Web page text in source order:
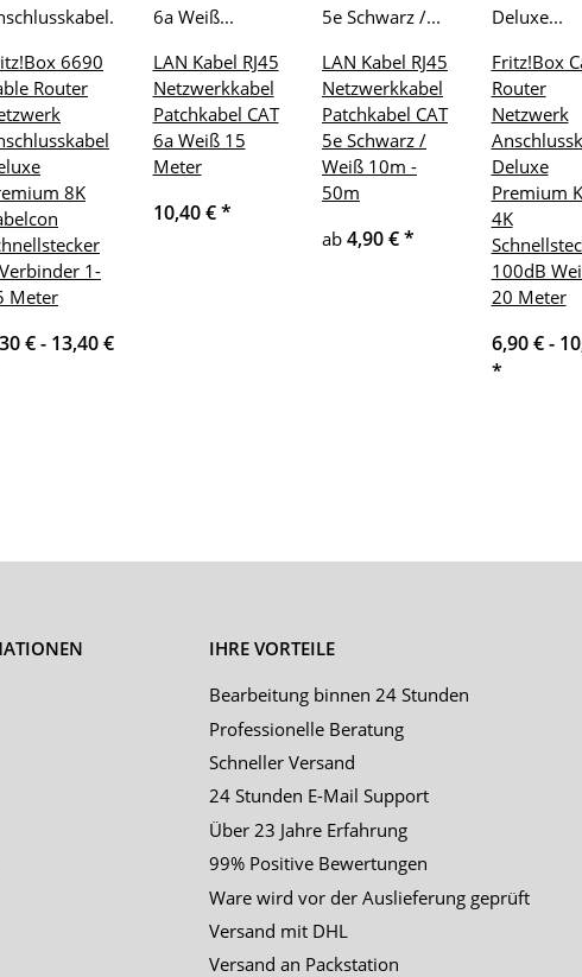
6690
Router
8K
1-
Meter
€ - 13,40 €
LAN Kabel RJ45
Netzwerkkabel
Patchkabel CAT
6a Weiß 15
Meter
10,40 €*
LAN Kabel RJ45
Netzwerkkabel
Patchkabel CAT
5e Schwarz /
Weiß 10m -
50m
ab 4,90 €*
Fritz!Box
Router
Netzwerk
Deluxe
Premium
4K
100dB
20 Meter
6,90 € -
*
IHRE VORTEILE
Bearbeitung binnen 24 Stunden
Professionelle Beratung
Schneller Versand
24 Stunden E-Mail Support
Über 23 Jahre Erfahrung
99% Positive Bewertungen
Ware wird vor der Auslieferung geprüft
Versand mit DHL
Versand an Packstation